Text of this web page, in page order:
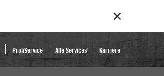
ProfiService Alle Services Karriere